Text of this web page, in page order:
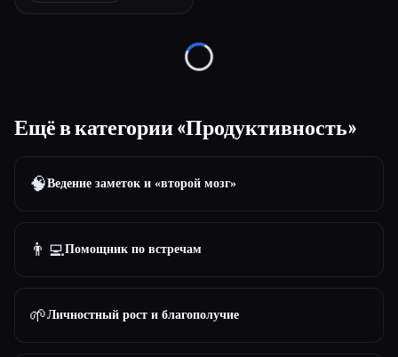
Loading...
Ещё в категории «Продуктивность»
🧠Ведение заметок и «второй мозг»
👨‍💻Помощник по встречам
🌱Личностный рост и благополучие